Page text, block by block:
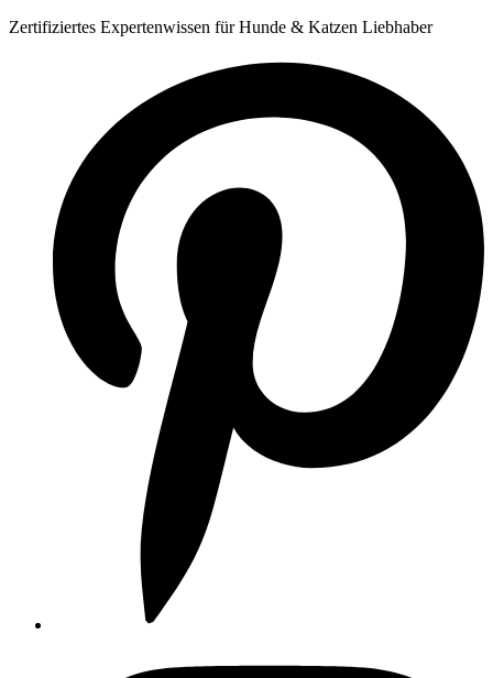
Zum
Zertifiziertes Expertenwissen für Hunde & Katzen Liebhaber